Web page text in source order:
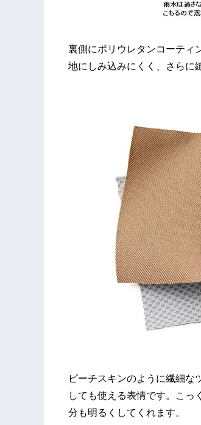
裏側にポリウレタンコーティ
地にしみ込みにくく、さらに
ピーチスキンのように繊細な
しても使える表情です。こっ
分も明るくしてくれます。